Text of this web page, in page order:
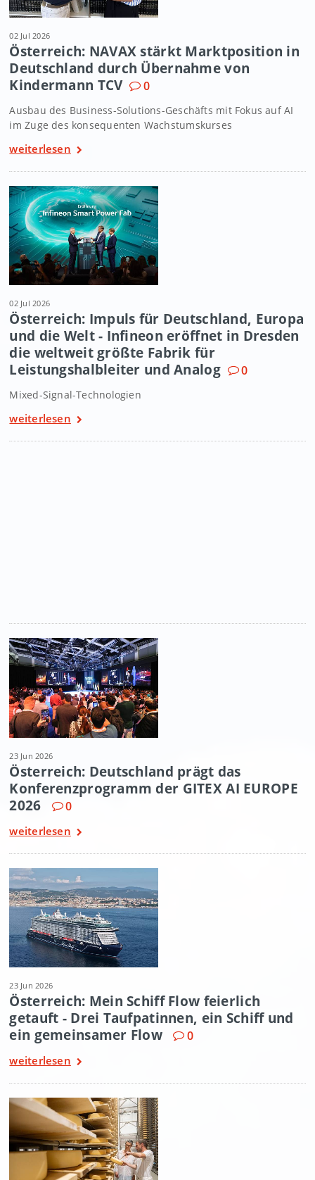
02 Jul 2026
Österreich: NAVAX stärkt Marktposition in
Deutschland durch Übernahme von
Kindermann TCV
0
Ausbau des Business-Solutions-Geschäfts mit Fokus auf AI
im Zuge des konsequenten Wachstumskurses
weiterlesen
02 Jul 2026
Österreich: Impuls für Deutschland, Europa
und die Welt - Infineon eröffnet in Dresden
die weltweit größte Fabrik für
Leistungshalbleiter und Analog
0
Mixed-Signal-Technologien
weiterlesen
23 Jun 2026
Österreich: Deutschland prägt das
Konferenzprogramm der GITEX AI EUROPE
2026
0
weiterlesen
23 Jun 2026
Österreich: Mein Schiff Flow feierlich
getauft - Drei Taufpatinnen, ein Schiff und
ein gemeinsamer Flow
0
weiterlesen